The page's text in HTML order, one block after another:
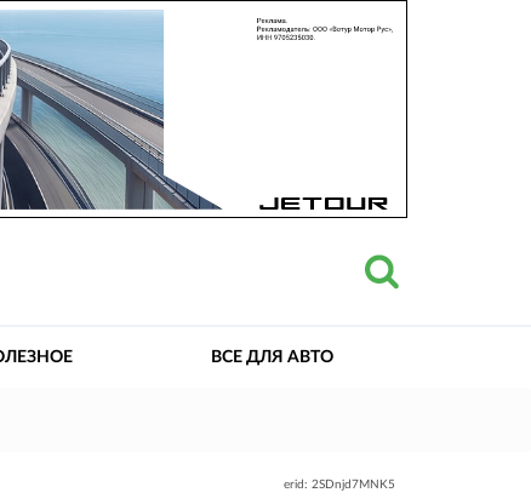
ВСЕ ДЛЯ АВТО
erid: 2SDnjd7MNK5